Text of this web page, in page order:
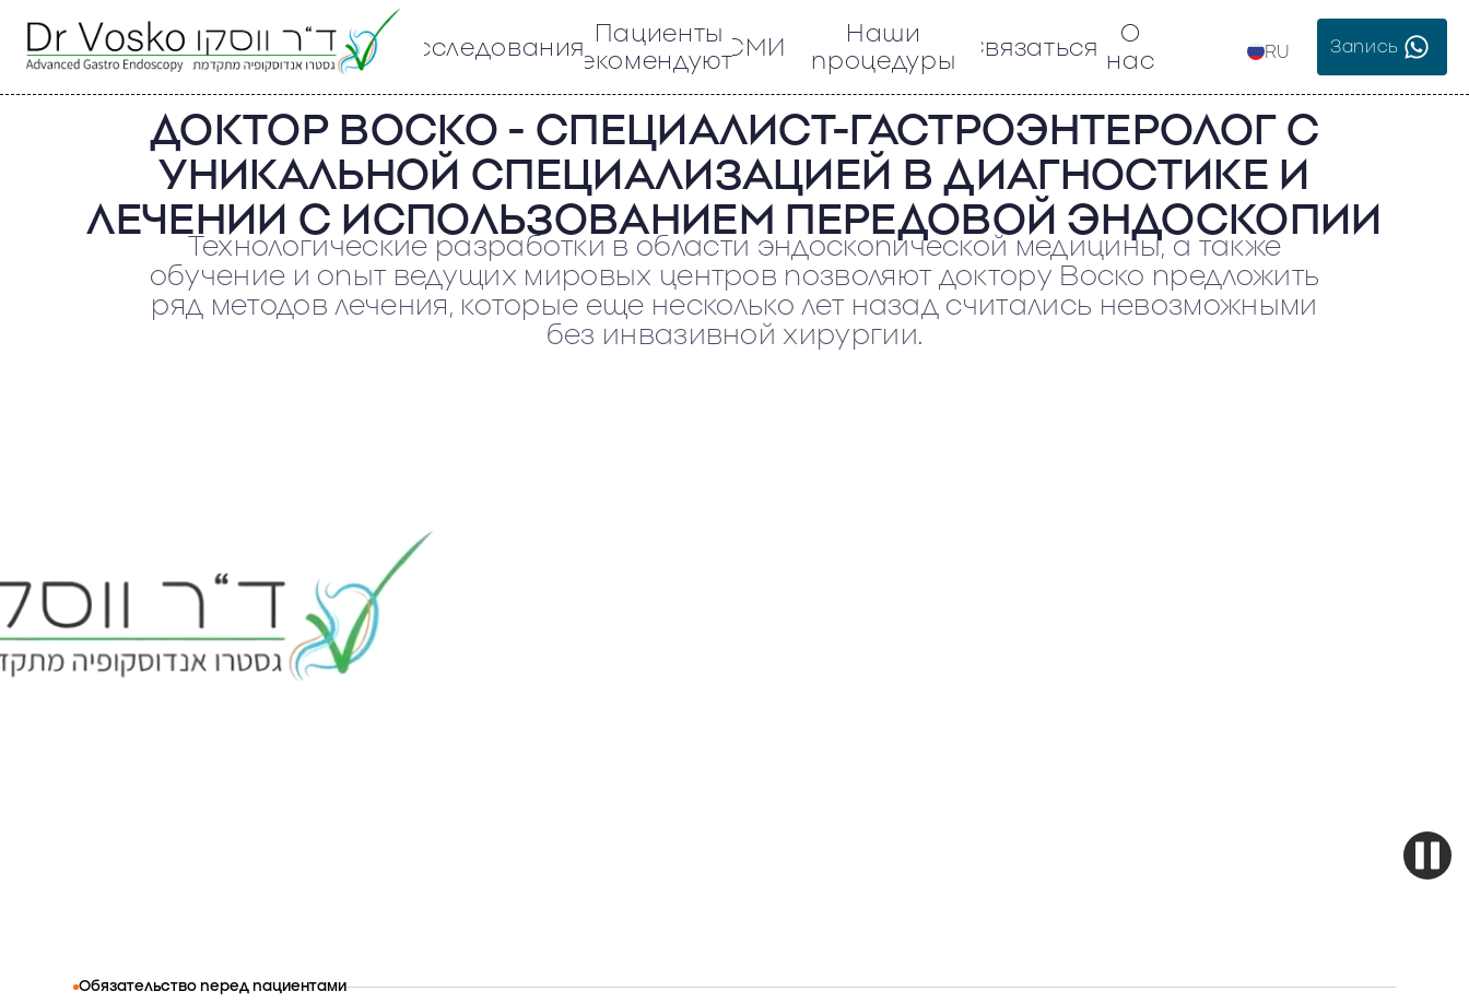
О
нас
Связаться
Наши
процедуры
СМИ
Пациенты
рекомендуют
исследования RU Запись
ДОКТОР ВОСКО - СПЕЦИАЛИСТ-ГАСТРОЭНТЕРОЛОГ С
УНИКАЛЬНОЙ СПЕЦИАЛИЗАЦИЕЙ В ДИАГНОСТИКЕ И
ЛЕЧЕНИИ С ИСПОЛЬЗОВАНИЕМ ПЕРЕДОВОЙ ЭНДОСКОПИИ
Технологические разработки в области эндоскопической медицины, а также
обучение и опыт ведущих мировых центров позволяют доктору Воско предложить
ряд методов лечения, которые еще несколько лет назад считались невозможными
без инвазивной хирургии.
Обязательство перед пациентами